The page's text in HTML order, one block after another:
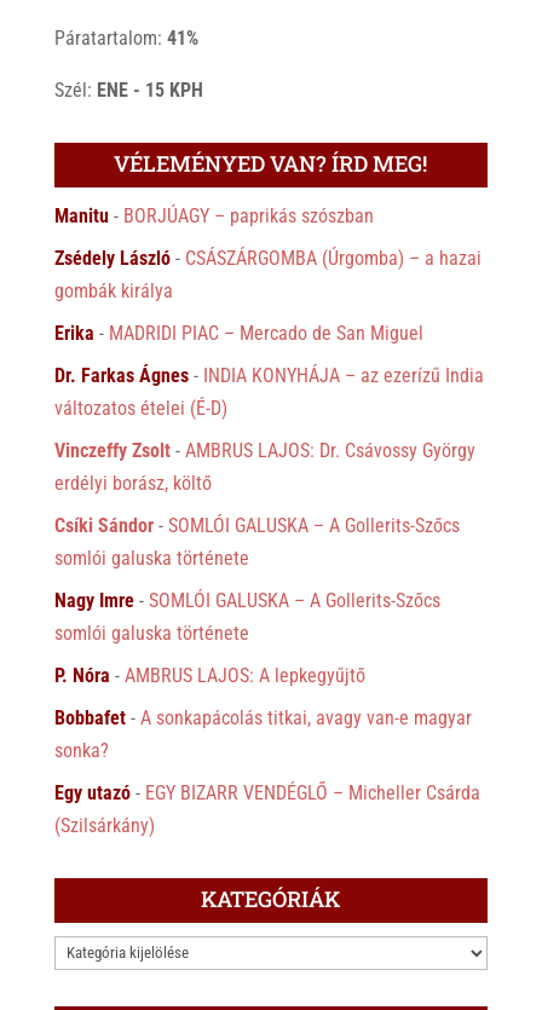
Páratartalom: 41%
Szél: ENE - 15 KPH
VÉLEMÉNYED VAN? ÍRD MEG!
Manitu- BORJÚAGY – paprikás szószban
Zsédely László- CSÁSZÁRGOMBA (Úrgomba) – a hazai
gombák királya
Erika - MADRIDI PIAC – Mercado de San Miguel
Dr. Farkas Ágnes- INDIA KONYHÁJA – az ezerízű India
változatos ételei (É-D)
Vinczeffy Zsolt- AMBRUS LAJOS: Dr. Csávossy György
erdélyi borász, költő
Csíki Sándor- SOMLÓI GALUSKA – A Gollerits-Szőcs
somlói galuska története
Nagy Imre- SOMLÓI GALUSKA – A Gollerits-Szőcs
somlói galuska története
P. Nóra - AMBRUS LAJOS: A lepkegyűjtő
Bobbafet- A sonkapácolás titkai, avagy van-e magyar
sonka?
Egy utazó- EGY BIZARR VENDÉGLŐ – Micheller Csárda
(Szilsárkány)
KATEGÓRIÁK
KATEGÓRIÁK